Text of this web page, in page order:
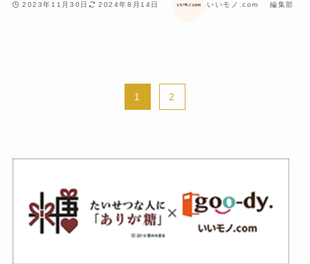
2023年11月30日 2024年8月14日 いいモノ.com 編集部
1 2